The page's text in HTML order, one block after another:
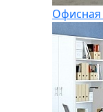
Офисная